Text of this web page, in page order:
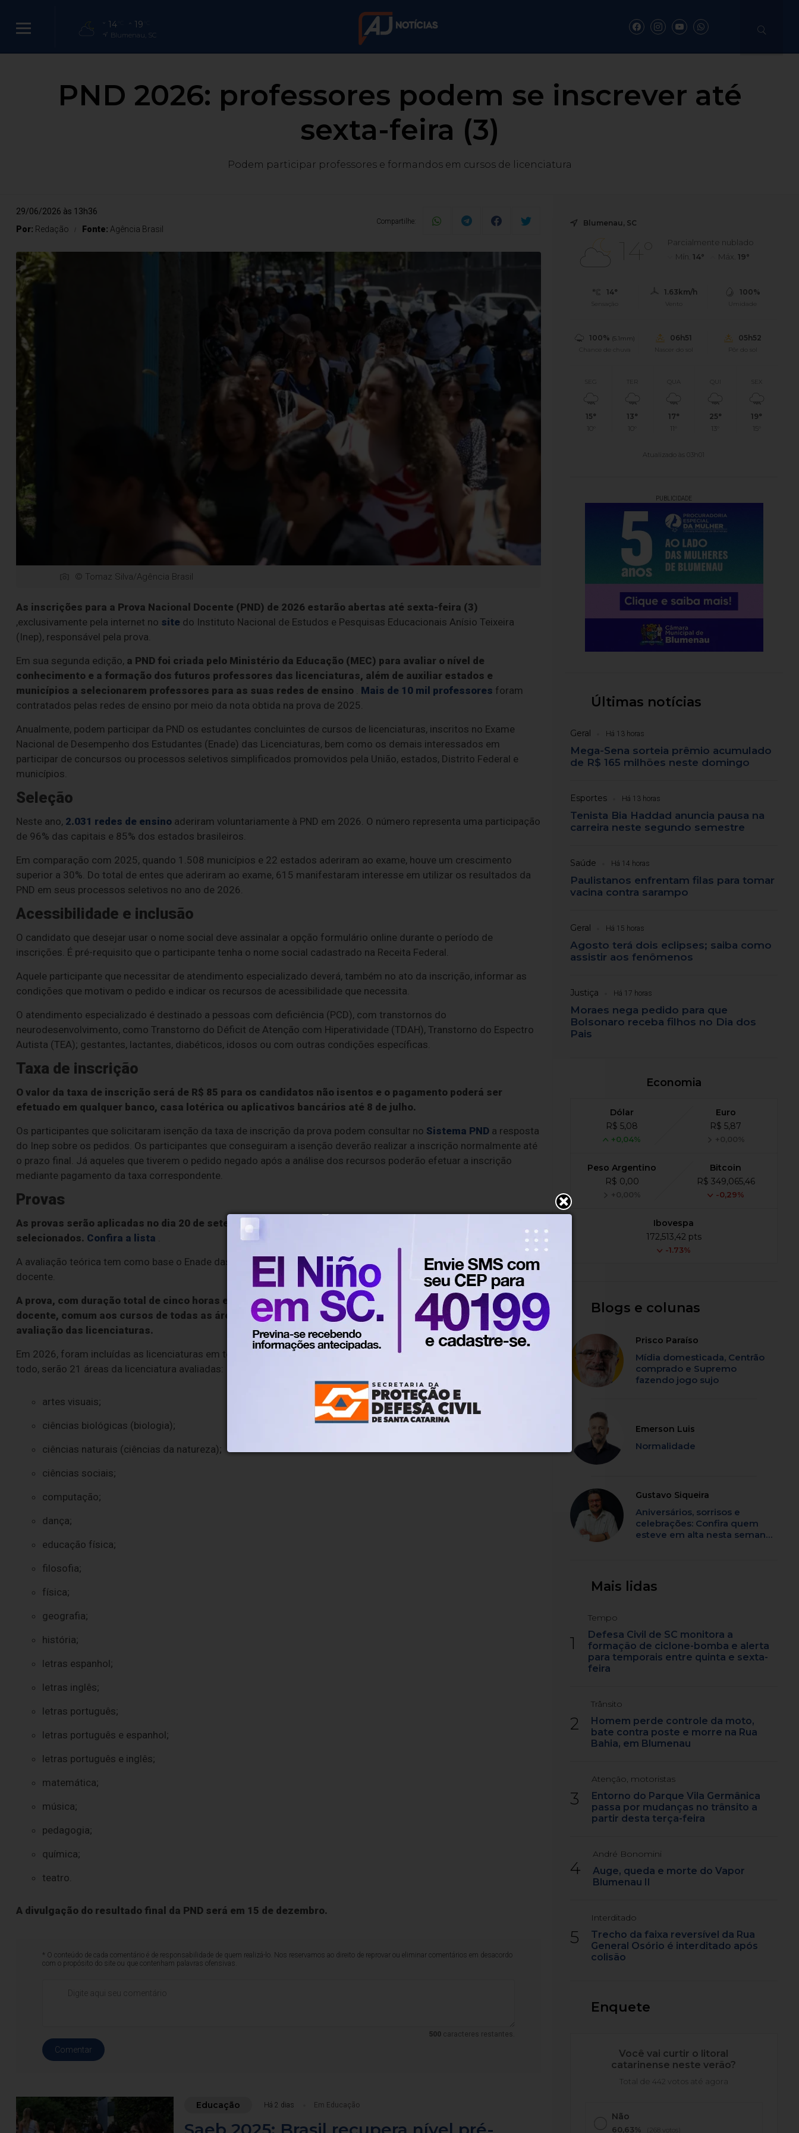
14 19
Blumenau, SC
PND 2026: professores podem se inscrever até
sexta-feira (3)
Podem participar professores e formandos em cursos de licenciatura
29/06/2026 às 13h36
Por: Redação Fonte: Agência Brasil
Compartilhe:
© Tomaz Silva/Agência Brasil
As inscrições para a Prova Nacional Docente (PND) de 2026 estarão abertas até sexta-feira (3)
,exclusivamente pela internet no site do Instituto Nacional de Estudos e Pesquisas Educacionais Anísio Teixeira
(Inep), responsável pela prova.
Em sua segunda edição, a PND foi criada pelo Ministério da Educação (MEC) para avaliar o nível de
conhecimento e a formação dos futuros professores das licenciaturas, além de auxiliar estados e
municípios a selecionarem professores para as suas redes de ensino . Mais de 10 mil professores foram
contratados pelas redes de ensino por meio da nota obtida na prova de 2025.
Anualmente, podem participar da PND os estudantes concluintes de cursos de licenciaturas, inscritos no Exame
Nacional de Desempenho dos Estudantes (Enade) das Licenciaturas, bem como os demais interessados em
participar de concursos ou processos seletivos simplificados promovidos pela União, estados, Distrito Federal e
municípios.
Seleção
Neste ano, 2.031 redes de ensino aderiram voluntariamente à PND em 2026. O número representa uma participação
de 96% das capitais e 85% dos estados brasileiros.
Em comparação com 2025, quando 1.508 municípios e 22 estados aderiram ao exame, houve um crescimento
superior a 30%. Do total de entes que aderiram ao exame, 615 manifestaram interesse em utilizar os resultados da
PND em seus processos seletivos no ano de 2026.
Acessibilidade e inclusão
O candidato que desejar usar o nome social deve assinalar a opção formulário online durante o período de
inscrições. É pré-requisito que o participante tenha o nome social cadastrado na Receita Federal.
Aquele participante que necessitar de atendimento especializado deverá, também no ato da inscrição, informar as
condições que motivam o pedido e indicar os recursos de acessibilidade que necessita.
O atendimento especializado é destinado a pessoas com deficiência (PCD), com transtornos do
neurodesenvolvimento, como Transtorno do Déficit de Atenção com Hiperatividade (TDAH), Transtorno do Espectro
Autista (TEA); gestantes, lactantes, diabéticos, idosos ou com outras condições específicas.
Taxa de inscrição
O valor da taxa de inscrição será de R$ 85 para os candidatos não isentos e o pagamento poderá ser
efetuado em qualquer banco, casa lotérica ou aplicativos bancários até 8 de julho.
Os participantes que solicitaram isenção da taxa de inscrição da prova podem consultar no Sistema PND a resposta
do Inep sobre os pedidos. Os participantes que conseguiram a isenção deverão realizar a inscrição normalmente até
o prazo final. Já aqueles que tiverem o pedido negado após a análise dos recursos poderão efetuar a inscrição
mediante pagamento da taxa correspondente.
Provas
As provas serão aplicadas no dia 20 de setembro em todos os estados e no Distrito Federal, nos municípios
selecionados. Confira a lista .
A avaliação teórica tem como base o Enade das Licenciaturas que, desde 2024, foca nos cursos de formação
docente.
A prova, com duração total de cinco horas e 30 minutos será composta por uma parte de formação geral
docente, comum aos cursos de todas as áreas, e uma de componente específico, próprio de cada área de
avaliação das licenciaturas.
Em 2026, foram incluídas as licenciaturas em teatro, dança, ciências naturais e letras – espanhol. Nesta edição, ao
todo, serão 21 áreas da licenciatura avaliadas:
artes visuais;
ciências biológicas (biologia);
ciências naturais (ciências da natureza);
ciências sociais;
computação;
dança;
educação física;
filosofia;
física;
geografia;
história;
letras espanhol;
letras inglês;
letras português;
letras português e espanhol;
letras português e inglês;
matemática;
música;
pedagogia;
química;
teatro.
A divulgação do resultado final da PND será em 15 de dezembro.
* O conteúdo de cada comentário é de responsabilidade de quem realizá-lo. Nos reservamos ao direito de reprovar ou eliminar comentários em desacordo
com o propósito do site ou que contenham palavras ofensivas.
500caracteres restantes.
Comentar
Educação Há 2 dias Em Educação
Blumenau, SC
14°
Parcialmente nublado
Mín.14° Máx.19°
14°
Sensação
1.63km/h
Vento
100%
Umidade
100% (5.1mm)
Chance de chuva
06h51
Nascer do sol
05h52
Pôr do sol
15°
10°
TER
13°
10°
QUA
17°
11°
25°
13°
SEX
19°
15°
Atualizado às 03h01
PUBLICIDADE
Últimas notícias
Geral Há 13 horas
Mega-Sena sorteia prêmio acumulado
de R$ 165 milhões neste domingo
Esportes Há 13 horas
Tenista Bia Haddad anuncia pausa na
carreira neste segundo semestre
Saúde Há 14 horas
Paulistanos enfrentam filas para tomar
vacina contra sarampo
Geral Há 15 horas
Agosto terá dois eclipses; saiba como
assistir aos fenômenos
Justiça Há 17 horas
Moraes nega pedido para que
Bolsonaro receba filhos no Dia dos
Pais
Economia
Dólar
R$ 5,08
+0,04%
Euro
R$ 5,87
+0,00%
Peso Argentino
R$ 0,00
+0,00%
Bitcoin
R$ 349,065,46
-0,29%
Ibovespa
172,513,42 pts
-1.73%
Blogs e colunas
Prisco Paraíso
Mídia domesticada, Centrão
comprado e Supremo
fazendo jogo sujo
Emerson Luis
Normalidade
Gustavo Siqueira
Aniversários, sorrisos e
celebrações: Confira quem
esteve em alta nesta semana
Mais lidas
1
Tempo
Defesa Civil de SC monitora a
formação de ciclone-bomba e alerta
para temporais entre quinta e sexta-
feira
2
Trânsito
Homem perde controle da moto,
bate contra poste e morre na Rua
Bahia, em Blumenau
3
Atenção, motoristas
Entorno do Parque Vila Germânica
passa por mudanças no trânsito a
partir desta terça-feira
4
André Bonomini
Auge, queda e morte do Vapor
Blumenau II
5
Interditado
Trecho da faixa reversível da Rua
General Osório é interditado após
colisão
Enquete
Você vai curtir o litoral
catarinense neste verão?
Total de 442 votos até agora
Não
60,63% (268 votos)